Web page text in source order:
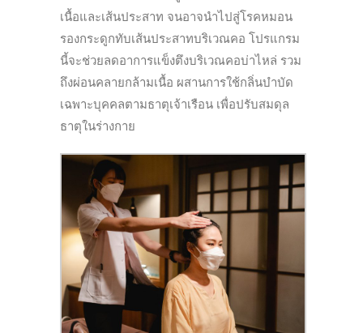
เนื้อและเส้นประสาท จนอาจนำไปสู่โรคหมอน
รองกระดูกทับเส้นประสาทบริเวณคอ โปรแกรม
นี้จะช่วยลดอาการแข็งตึงบริเวณคอบ่าไหล่ รวม
ถึงผ่อนคลายกล้ามเนื้อ ผสานการใช้กลิ่นบำบัด
เฉพาะบุคคลตามธาตุเจ้าเรือน เพื่อปรับสมดุล
ธาตุในร่างกาย